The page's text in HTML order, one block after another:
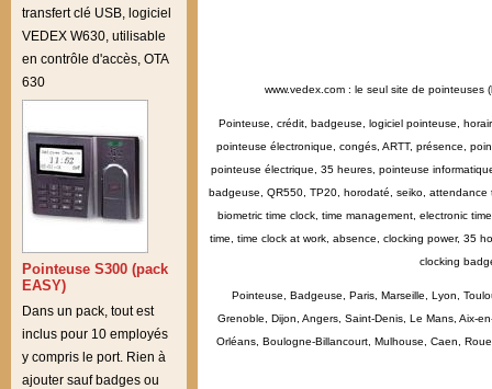
transfert clé USB, logiciel
VEDEX W630, utilisable
en contrôle d'accès, OTA
630
Pointeuse S300 (pack
EASY)
Dans un pack, tout est
inclus pour 10 employés
y compris le port. Rien à
ajouter sauf badges ou
www.vedex.com : le seul site de pointeuses
Pointeuse, crédit, badgeuse, logiciel pointeuse,
pointeuse électronique, congés, ARTT, présence,
pointeuse électrique, 35 heures, pointeuse
badgeuse, QR550, TP20, horodaté, seiko, attendance
biometric time clock, time management, electronic
time, time clock at work, absence, clocking power, 35
clocking
Pointeuse, Badgeuse, Paris, Marseille, Lyon,
Grenoble, Dijon, Angers, Saint-Denis, Le Mans, Aix-
Orléans, Boulogne-Billancourt, Mulhouse, Caen,